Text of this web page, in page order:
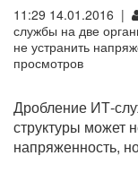
11:29 14.01.2016 |
службы на две
не устранить
просмотров
Дробление ИТ-
структуры может
напряженность,